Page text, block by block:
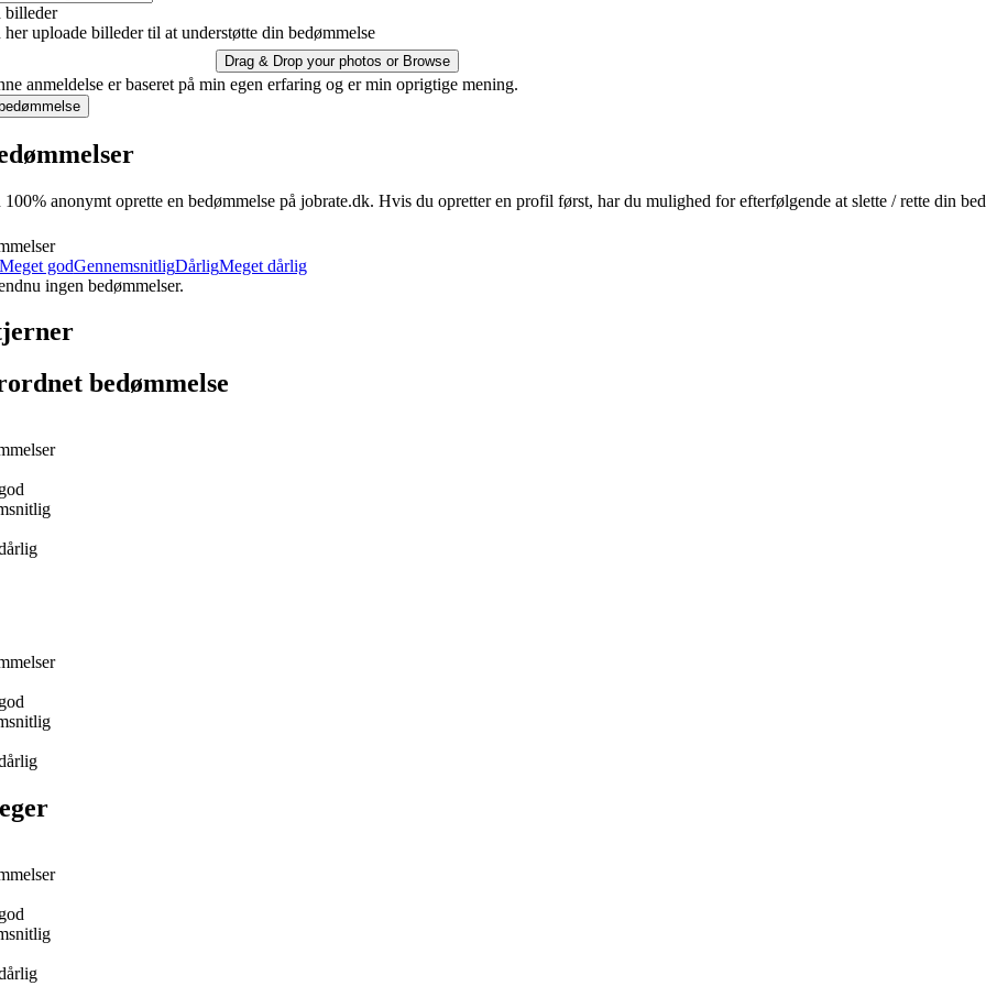
billeder
uploade billeder til at understøtte din bedømmelse
Drag & Drop your photos or Browse
anmeldelse er baseret på min egen erfaring og er min oprigtige mening.
anonymt oprette en bedømmelse på jobrate.dk. Hvis du opretter en profil først, har du mulighed for efterfølgende at slette / rette din
godGennemsnitligDårligMeget dårlig
ingen bedømmelser.
bedømmelse